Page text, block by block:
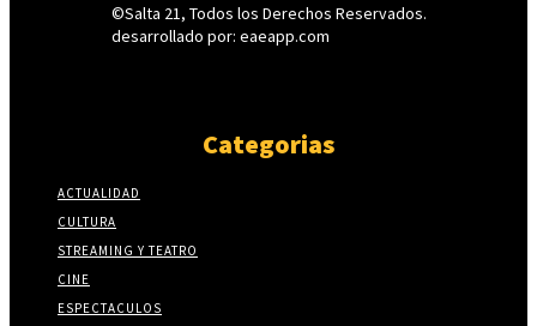
©Salta 21, Todos los Derechos Reservados.
desarrollado por: eaeapp.com
Categorias
ACTUALIDAD
CULTURA
STREAMING Y TEATRO
CINE
ESPECTACULOS